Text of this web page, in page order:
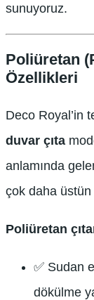
sunuyoruz.
Poliüretan
Özellikleri
Deco Royal’in
duvar çıta
anlamında
çok daha
Poliüretan
✅ Sudan
dökülme